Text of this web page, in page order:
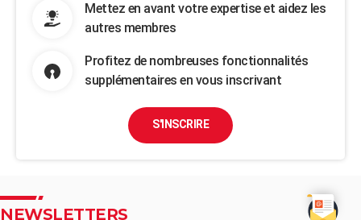
Mettez en avant votre expertise et aidez les
autres membres
Profitez de nombreuses fonctionnalités
supplémentaires en vous inscrivant
S'INSCRIRE
NEWSLETTERS